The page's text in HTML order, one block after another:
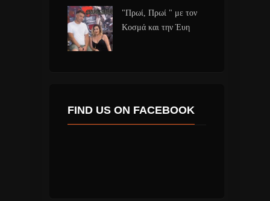
"Πρωί, Πρωί " με τον
Κοσμά και την Έυη
FIND US ON FACEBOOK